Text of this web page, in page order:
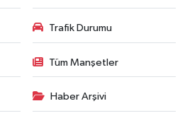
Trafik Durumu
Tüm Manşetler
Haber Arşivi